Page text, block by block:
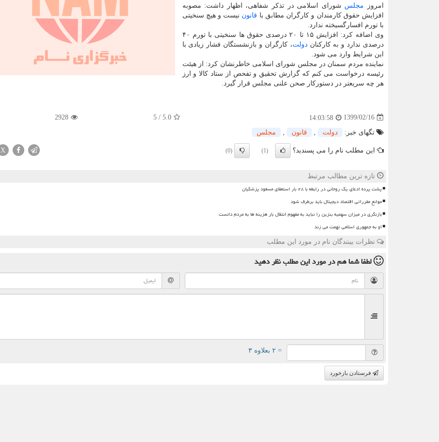
امروز مجلس شورای اسلامی در تذکر شفاهی، اظهار داشت: مصوبه
افزایش حقوق کارمندان و کارگران مطابق با قانون نیست و هیچ سنخیتی
با تورم افسارگسیخته ندارد.
وی اضافه کرد: افزایش ۱۵ تا ۲۰ درصدی حقوق ها سنخیتی با تورم ۴۰
درصدی ندارد و به کارکناندولت، کارگران و بازنشستگان فشار زیادی با
این شرایط وارد می شود.
نماینده مردم سمنان در مجلس شورای اسلامی خاطرنشان کرد: از هیئت
رئیسه درخواست می کنم که گزارش تحقیق و تفحص از ستاد کالا و ارز
هر چه سریعتر در دستورکار صحن علنی مجلس قرار گیرد.
1399/02/16
14:03:58
5.0
/
5
2928
تگهای خبر: دولت قانون مجلس
این مطلب نام را می پسندید؟ (1)
(0)
X
تازه ترین مطالب مرتبط
پشت پرده ادعای یک روحانی در رابطه با ۲۸ بار استعفای مسعود پزشکیان
موانع مقرراتی اقتصاد دیجیتال باید برطرف شود
بازنگری در میزان سهمیه بنزین را نباید به مفهوم انتقال بار هزینه ها به مردم دانست
او به جمهوری اسلامی تهمت می زند
نظرات بینندگان نام در مورد این مطلب
لطفا شما همدر مورد این مطلبنظر دهید
= ۲ بعلاوه ۳
فرستادن بازخورد